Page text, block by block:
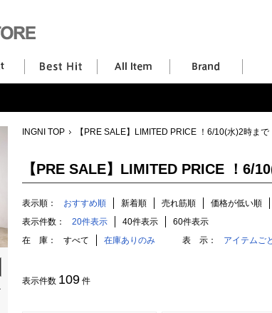
INGNI TOP 【PRE SALE】LIMITED PRICE ！6/10(水)2時まで
【PRE SALE】LIMITED PRICE ！6/
表示順： おすすめ順 新着順 売れ筋順 価格が低い順
表示件数：
20件表示 40件表示
60件表示
在 庫：
すべて 在庫ありのみ 表 示： アイテムごと
表示件数 109 件